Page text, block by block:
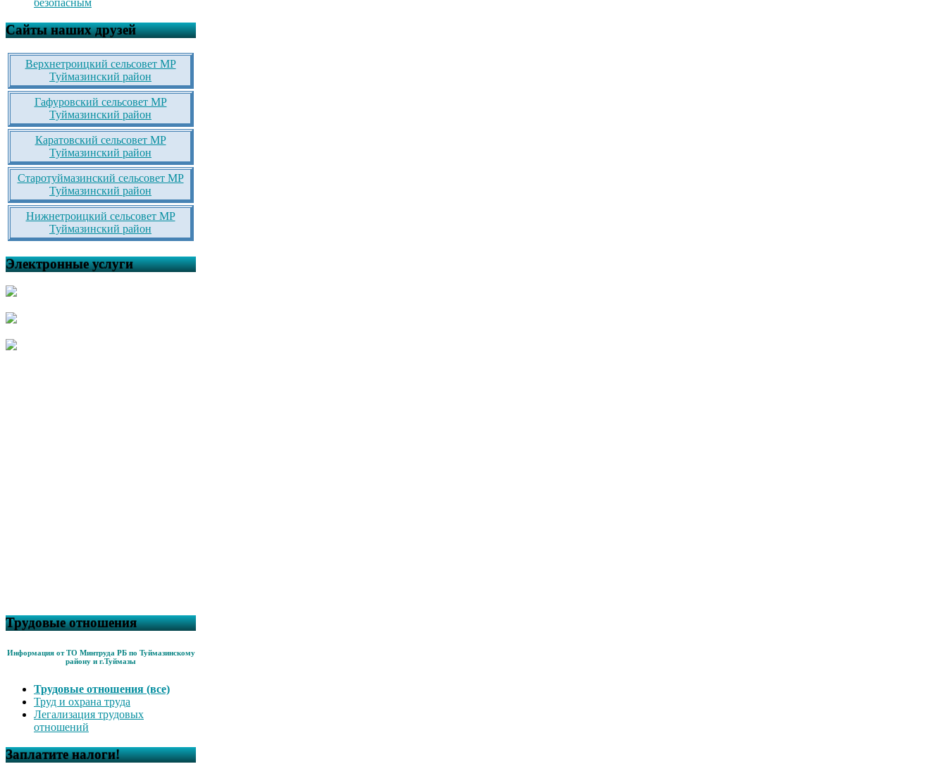
Сайты наших друзей
Верхнетроицкий сельсовет МР
Туймазинский район
Гафуровский сельсовет МР
Туймазинский район
Каратовский сельсовет МР
Туймазинский район
Старотуймазинский сельсовет МР
Туймазинский район
Нижнетроицкий сельсовет МР
Туймазинский район
Электронные услуги
Трудовые отношения
Информация от ТО Минтруда РБ по Туймазинскому
району и г.Туймазы
Трудовые отношения (все)
Труд и охрана труда
Легализация трудовых
отношений
Заплатите налоги!